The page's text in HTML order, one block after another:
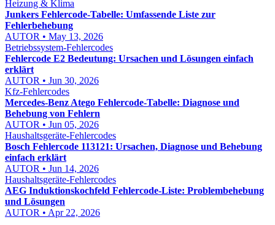
Heizung & Klima
Junkers Fehlercode-Tabelle: Umfassende Liste zur
Fehlerbehebung
AUTOR • May 13, 2026
Betriebssystem-Fehlercodes
Fehlercode E2 Bedeutung: Ursachen und Lösungen einfach
erklärt
AUTOR • Jun 30, 2026
Kfz-Fehlercodes
Mercedes-Benz Atego Fehlercode-Tabelle: Diagnose und
Behebung von Fehlern
AUTOR • Jun 05, 2026
Haushaltsgeräte-Fehlercodes
Bosch Fehlercode 113121: Ursachen, Diagnose und Behebung
einfach erklärt
AUTOR • Jun 14, 2026
Haushaltsgeräte-Fehlercodes
AEG Induktionskochfeld Fehlercode-Liste: Problembehebung
und Lösungen
AUTOR • Apr 22, 2026